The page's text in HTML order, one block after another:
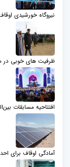
نیروگاه خورشیدی
ظرفیت های خوبی در
افتتاحیه مسابقات
آمادگی اوقاف برای